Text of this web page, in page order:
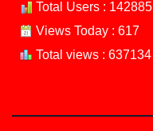
Total Users : 142885
Views Today : 617
Total views : 637134